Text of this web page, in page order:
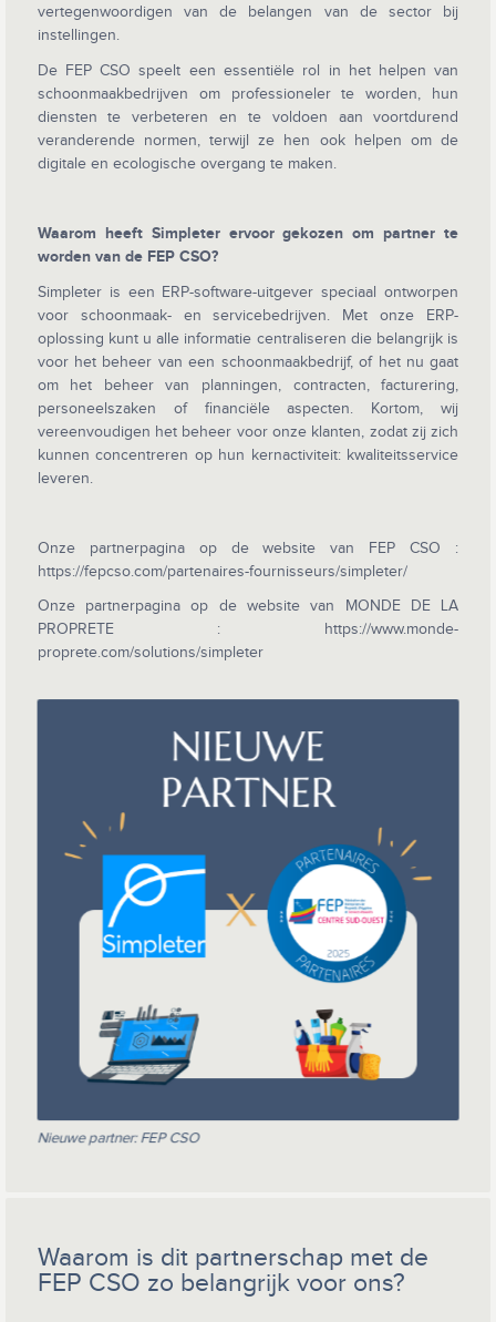
vertegenwoordigen van de belangen van de sector bij
instellingen.
De FEP CSO speelt een essentiële rol in het helpen van
schoonmaakbedrijven om professioneler te worden, hun
diensten te verbeteren en te voldoen aan voortdurend
veranderende normen, terwijl ze hen ook helpen om de
digitale en ecologische overgang te maken.
Waarom heeft Simpleter ervoor gekozen om partner te
worden van de FEP CSO?
Simpleter is een ERP-software-uitgever speciaal ontworpen
voor schoonmaak- en servicebedrijven. Met onze ERP-
oplossing kunt u alle informatie centraliseren die belangrijk is
voor het beheer van een schoonmaakbedrijf, of het nu gaat
om het beheer van planningen, contracten, facturering,
personeelszaken of financiële aspecten. Kortom, wij
vereenvoudigen het beheer voor onze klanten, zodat zij zich
kunnen concentreren op hun kernactiviteit: kwaliteitsservice
leveren.
Onze partnerpagina op de website van FEP CSO :
https://fepcso.com/partenaires-fournisseurs/simpleter/
Onze partnerpagina op de website van MONDE DE LA
PROPRETE : https://www.monde-
proprete.com/solutions/simpleter
Nieuwe partner: FEP CSO
Waarom is dit partnerschap met de
FEP CSO zo belangrijk voor ons?